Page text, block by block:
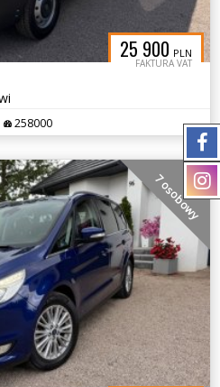
25 900 PLN
FAKTURA VAT
258000
7 osobowy